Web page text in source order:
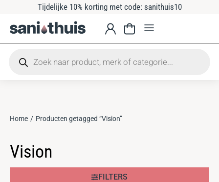
Tijdelijke 10% korting met code: sanithuis10
Je bent hier:
Home Producten getagged “Vision”
Vision
FILTERS